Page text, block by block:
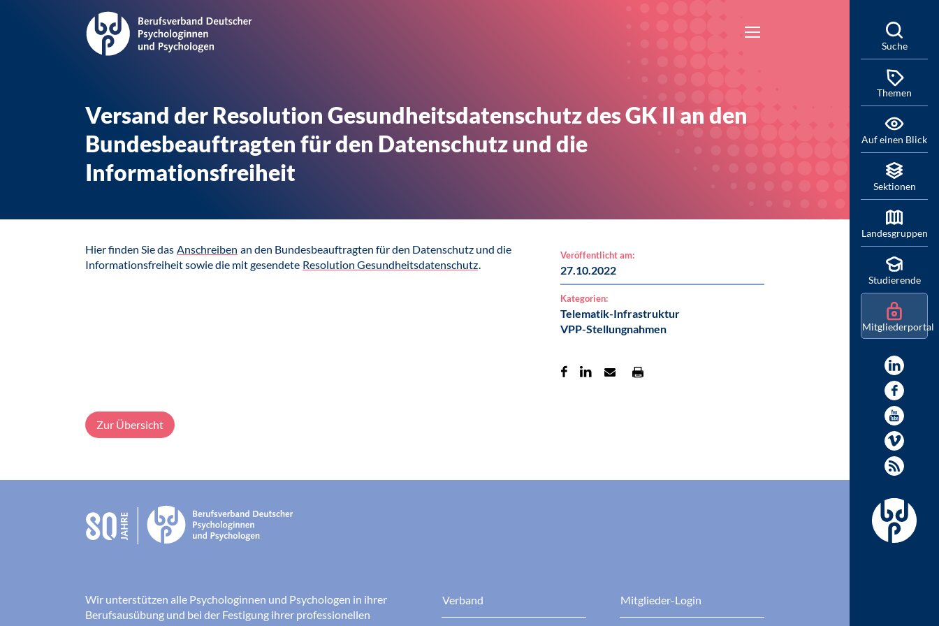
Versand der Resolution Gesundheitsdatenschutz des GK II an den
Bundesbeauftragten für den Datenschutz und die
Informationsfreiheit
Hier finden Sie das Anschreiben an den Bundesbeauftragten für den Datenschutz und die
Informationsfreiheit sowie die mit gesendete Resolution Gesundheitsdatenschutz.
Veröffentlicht am:
27.10.2022
Kategorien:
Telematik-Infrastruktur
VPP-Stellungnahmen
Zur Übersicht
Wir unterstützen alle Psychologinnen und Psychologen in ihrer
Berufsausübung und bei der Festigung ihrer professionellen
Verband Mitglieder-Login
Suche
Themen
Auf einen Blick
Sektionen
Landesgruppen
Studierende
Mitgliederportal